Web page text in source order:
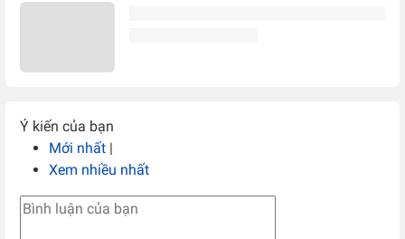
Ý kiến của bạn
Mới nhất |
Xem nhiều nhất